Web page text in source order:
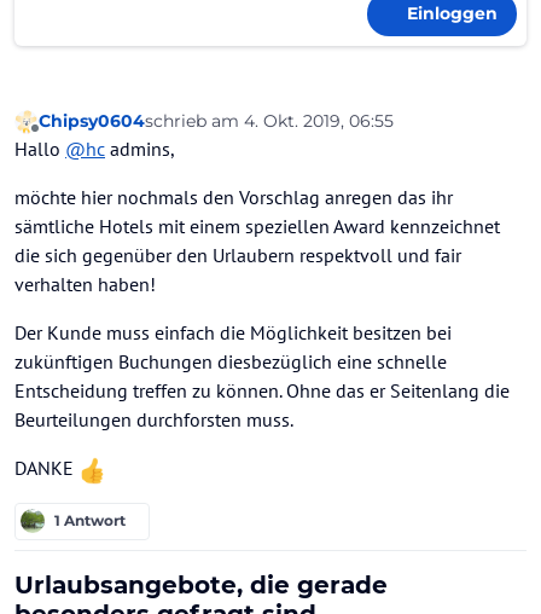
Einloggen
Offline
Chipsy0604schrieb am 4. Okt. 2019, 06:55
zuletzt editiert von
Hallo @hc admins,
möchte hier nochmals den Vorschlag anregen das ihr
sämtliche Hotels mit einem speziellen Award kennzeichnet
die sich gegenüber den Urlaubern respektvoll und fair
verhalten haben!
Der Kunde muss einfach die Möglichkeit besitzen bei
zukünftigen Buchungen diesbezüglich eine schnelle
Entscheidung treffen zu können. Ohne das er Seitenlang die
Beurteilungen durchforsten muss.
DANKE
1 Antwort